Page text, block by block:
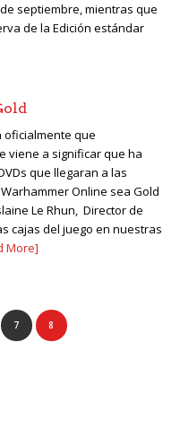
septiembre, mientras que
de la Edición estándar
oficialmente que
viene a significar que ha
que llegaran a las
Online sea Gold
Le Rhun, Director de
cajas del juego en nuestras
More]
7 8